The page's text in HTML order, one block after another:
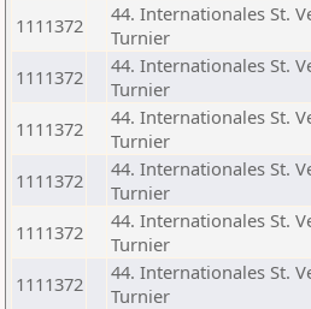
1111372
44. Internationales St.
Turnier
1111372
44. Internationales St.
Turnier
1111372
44. Internationales St.
Turnier
1111372
44. Internationales St.
Turnier
1111372
44. Internationales St.
Turnier
1111372
44. Internationales St.
Turnier